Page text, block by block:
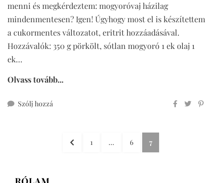
menni és megkérdeztem: mogyoróvaj házilag
mindenmentesen? Igen! Úgyhogy most el is készítettem
a cukormentes változatot, eritrit hozzáadásával.
Hozzávalók: 350 g pörkölt, sótlan mogyoró 1 ek olaj 1
ek…
Olvass tovább...
Szólj hozzá
Bejegyzések ELŐZŐOLDAL
1 … OLDAL
6 OLDAL
7